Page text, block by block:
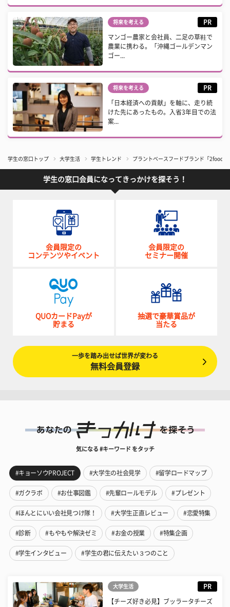
将来を考える PR
マンゴー農家と会社員、二足の草鞋で
農業に携わる。「沖縄ゴールデンマン
ゴー...
将来を考える PR
「日本経済への貢献」を軸に、走り続
けた先にあったもの。入省3年目での法
案...
学生の窓口トップ 大学生活 学生トレンド プラントベースフードブランド「2foods
学生の窓口会員になってきっかけを探そう！
会員限定の
コンテンツやイベント
会員限定の
セミナー開催
QUOカードPayが
貯まる
抽選で豪華賞品が
当たる
一歩を踏み出せば世界が変わる
無料会員登録
気になる #キーワード をタッチ
#キョーソウPROJECT #大学生の社会見学 #留学ロードマップ
#ガクラボ #お仕事図鑑 #先輩ロールモデル #プレゼント
#ほんとにいい会社見つけ隊！ #大学生正直レビュー #恋愛特集
#診断 #もやもや解決ゼミ #お金の授業 #特集企画
#学生インタビュー #学生の君に伝えたい３つのこと
大学生活 PR
【チーズ好き必見】ブッラータチーズ